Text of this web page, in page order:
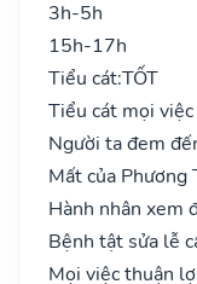
3h-5h
15h-17h
Tiểu cát:TỐT
Tiểu cát mọi
Người ta đem
Mất của Phương
Hành nhân xem
Bệnh tật sửa lễ
Mọi việc thuận